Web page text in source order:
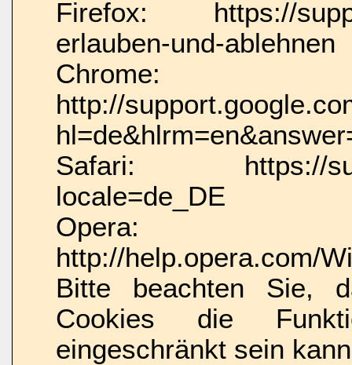
Firefox: https://
erlauben-und-ablehnen
Chrome:
http://
Safari: https://
locale=de_DE
Opera:
http://help.opera.com/
Bitte beachten Sie,
Cookies die
eingeschränkt sein